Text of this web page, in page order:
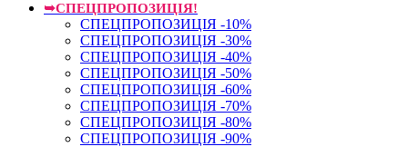
➥СПЕЦПРОПОЗИЦІЯ!
СПЕЦПРОПОЗИЦІЯ -10%
СПЕЦПРОПОЗИЦІЯ -30%
СПЕЦПРОПОЗИЦІЯ -40%
СПЕЦПРОПОЗИЦІЯ -50%
СПЕЦПРОПОЗИЦІЯ -60%
СПЕЦПРОПОЗИЦІЯ -70%
СПЕЦПРОПОЗИЦІЯ -80%
СПЕЦПРОПОЗИЦІЯ -90%